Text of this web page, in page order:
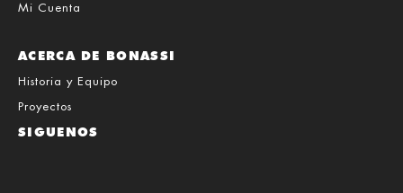
Mi Cuenta
ACERCA DE BONASSI
Historia y Equipo
Proyectos
SIGUENOS